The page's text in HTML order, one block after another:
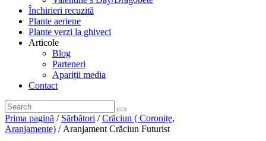
Închirieri recuzită
Plante aeriene
Plante verzi la ghiveci
Articole
Blog
Parteneri
Apariții media
Contact
Prima pagină / Sărbători /Crăciun ( Coronițe,
Aranjamente) / Aranjament Crăciun Futurist